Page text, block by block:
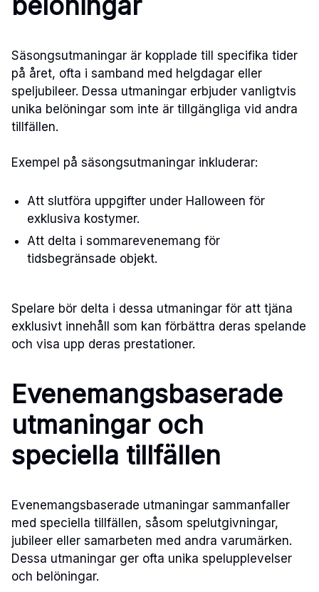
Säsongsutmaningar är kopplade till specifika tider
på året, ofta i samband med helgdagar eller
speljubileer. Dessa utmaningar erbjuder vanligtvis
unika belöningar som inte är tillgängliga vid andra
tillfällen.
Exempel på säsongsutmaningar inkluderar:
Att slutföra uppgifter under Halloween för
exklusiva kostymer.
Att delta i sommarevenemang för
tidsbegränsade objekt.
Spelare bör delta i dessa utmaningar för att tjäna
exklusivt innehåll som kan förbättra deras spelande
och visa upp deras prestationer.
Evenemangsbaserade
utmaningar och
speciella tillfällen
Evenemangsbaserade utmaningar sammanfaller
med speciella tillfällen, såsom spelutgivningar,
jubileer eller samarbeten med andra varumärken.
Dessa utmaningar ger ofta unika spelupplevelser
och belöningar.